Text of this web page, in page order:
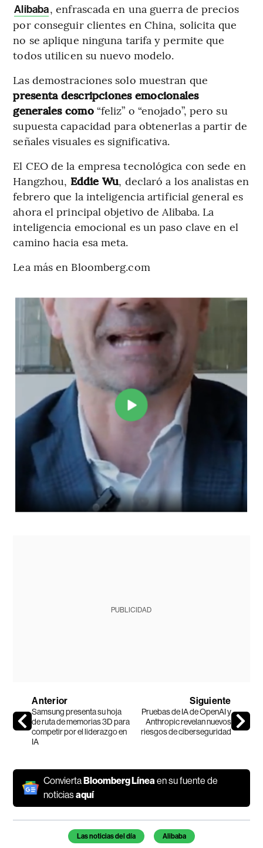
Alibaba, enfrascada en una guerra de precios
por conseguir clientes en China, solicita que
no se aplique ninguna tarifa y permite que
todos utilicen su nuevo modelo.
Las demostraciones solo muestran que
presenta descripciones emocionales
generales como“feliz” o “enojado”, pero su
supuesta capacidad para obtenerlas a partir de
señales visuales es significativa.
El CEO de la empresa tecnológica con sede en
Hangzhou, Eddie Wu, declaró a los analistas en
febrero que la inteligencia artificial general es
ahora el principal objetivo de Alibaba. La
inteligencia emocional es un paso clave en el
camino hacia esa meta.
Lea más en Bloomberg.com
PUBLICIDAD
Anterior
Samsung presenta su hoja
de ruta de memorias 3D para
competir por el liderazgo en
IA
Siguiente
Pruebas de IA de OpenAI y
Anthropic revelan nuevos
riesgos de ciberseguridad
ConviertaBloomberg Líneaen su fuente de
noticiasaquí
Temas de este artículo
Las noticias del día Alibaba